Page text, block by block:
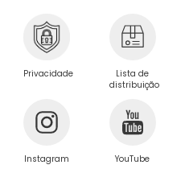
Privacidade
Lista de
distribuição
Instagram YouTube